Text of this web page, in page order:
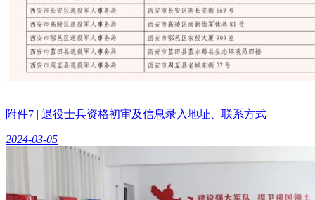
附件7 | 退役士兵资格初审及信息录入地址、联系方式
2024-03-05